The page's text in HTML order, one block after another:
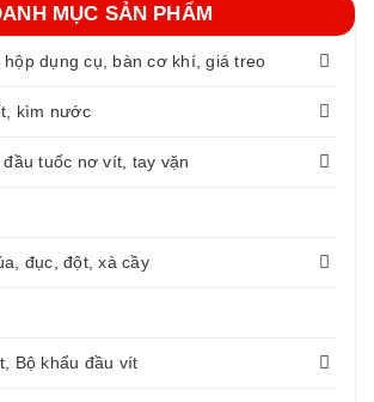
MỤC SẢN PHẨM
hộp dụng cụ, bàn cơ khí, giá treo
kìm nước
tuốc nơ vít, tay vặn
đục, đột, xà cầy
Bộ khẩu đầu vít